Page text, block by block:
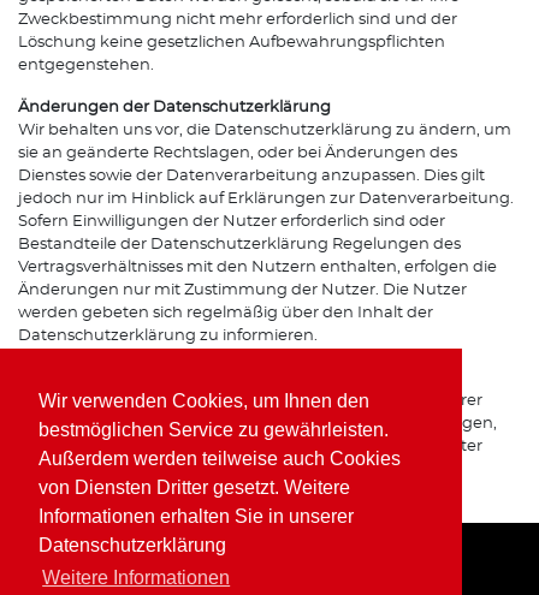
Wir verwenden Cookies, um Ihnen den
bestmöglichen Service zu gewährleisten.
Außerdem werden teilweise auch Cookies
von Diensten Dritter gesetzt. Weitere
Informationen erhalten Sie in unserer
Datenschutzerklärung
Weitere Informationen
Zweckbestimmung nicht mehr erforderlich sind und der
Löschung keine gesetzlichen Aufbewahrungspflichten
entgegenstehen.
Änderungen der Datenschutzerklärung
Wir behalten uns vor, die Datenschutzerklärung zu ändern, um
sie an geänderte Rechtslagen, oder bei Änderungen des
Dienstes sowie der Datenverarbeitung anzupassen. Dies gilt
jedoch nur im Hinblick auf Erklärungen zur Datenverarbeitung.
Sofern Einwilligungen der Nutzer erforderlich sind oder
Bestandteile der Datenschutzerklärung Regelungen des
Vertragsverhältnisses mit den Nutzern enthalten, erfolgen die
Änderungen nur mit Zustimmung der Nutzer. Die Nutzer
werden gebeten sich regelmäßig über den Inhalt der
Datenschutzerklärung zu informieren.
Bei Fragen zur Erhebung, Verarbeitung oder Nutzung Ihrer
personenbezogenen Daten, bei Auskünften, Berichtigungen,
Sperrung oder Löschung von Daten sowie Widerruf erteilter
Einwilligungen wenden Sie sich bitte an unsere(n)
Datenschutzbeauftragte(n) bzw. Apothekeninhaber(in).
Home Impressum